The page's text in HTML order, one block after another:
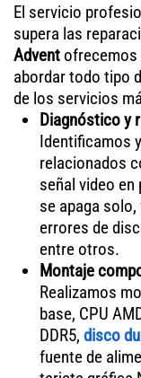
El servicio
supera las
Adventofrecemos
abordar todo tipo
de los servicios
Diagnóstico y
Identificamos
relacionados
señal video
se apaga
errores de
entre otros.
Montaje
Realizamos
base, CPU
DDR5, disco
fuente de